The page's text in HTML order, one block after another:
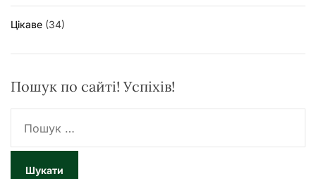
Цікаве (34)
Пошук по сайті! Успіхів!
ш